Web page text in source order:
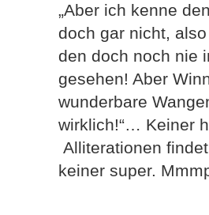
„Aber ich kenne
doch gar nicht,
den doch noch nie
gesehen! Aber
wunderbare
wirklich!“… Keiner
Alliterationen
keiner super.